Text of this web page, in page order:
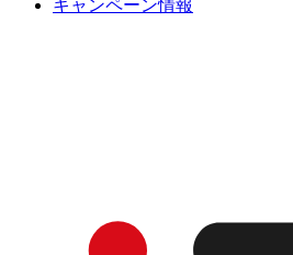
キャンペーン情報